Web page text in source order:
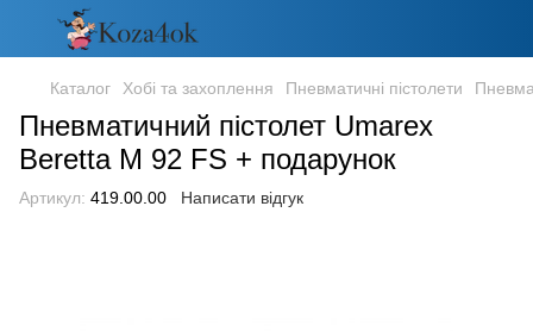
Каталог Хобі та захоплення Пневматичні пістолети
Пневматичний пістолет Umarex
Beretta M 92 FS + подарунок
Артикул: 419.00.00 Написати відгук